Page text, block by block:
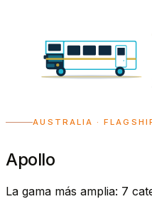
AUSTRALIA ·
Apollo
La gama más amplia: 7